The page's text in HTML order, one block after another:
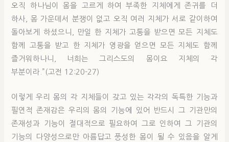
오직 하나님이 몸을 고르게 하여 부족한 지체에게 존귀를 더
하사, 몸 가운데서 분쟁이 없고 오직 여러 지체가 서로 같이하여
돌아보게 하셨으니, 만일 한 지체가 고통을 받으면 모든 지체도
함께 고통을 받고 한 지체가 영광을 얻으면 모든 지체도 함께
즐거워하나니, 너희는 그리스도의 몸이요 지체의 각
부분이라.”(고전 12:20-27)
이렇게 우리 몸의 각 지체들이 갖고 있는 각각의 독특한 기능과
필연적 존재감은 우리의 몸의 기능에 있어 반드시 그 기관만의
존재성과 기능이 절대적으로 필요하여 그로 인하여 그 기관의
기능의 다양성으로만 아름답고 풍성한 몸이 될 수 있음을 알게